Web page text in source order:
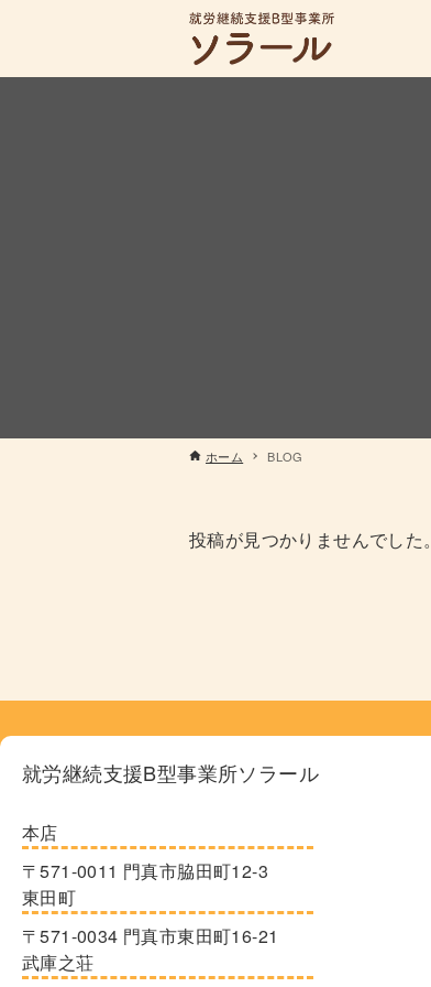
ホーム BLOG
投稿が見つかりませんでした。
就労継続支援B型事業所ソラール
本店
〒571-0011 門真市脇田町12-3
東田町
〒571-0034 門真市東田町16-21
武庫之荘